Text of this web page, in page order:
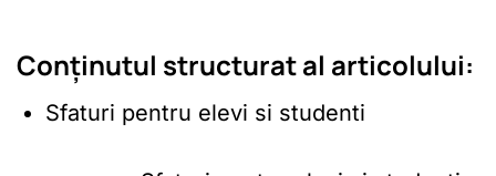
Conținutul structurat al articolului:
Sfaturi pentru elevi si studenti